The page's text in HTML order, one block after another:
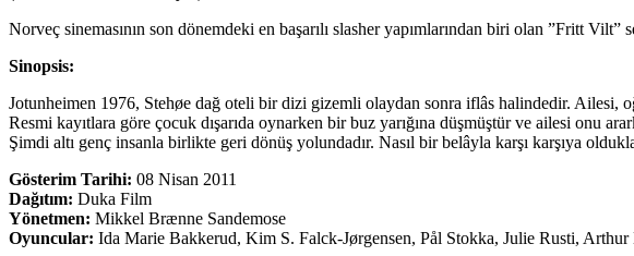
Norveç sinemasının son dönemdeki en başarılı slasher yapımlarından biri olan ”Fritt
Sinopsis:
Jotunheimen 1976, Stehøe dağ oteli bir dizi gizemli olaydan sonra iflâs halindedir. Ailesi,
Resmi kayıtlara göre çocuk dışarıda oynarken bir buz yarığına düşmüştür ve ailesi onu
Şimdi altı genç insanla birlikte geri dönüş yolundadır. Nasıl bir belâyla karşı karşıya
Gösterim Tarihi: 08 Nisan 2011
Dağıtım: Duka Film
Yönetmen: Mikkel Brænne Sandemose
Oyuncular: Ida Marie Bakkerud, Kim S. Falck-Jørgensen, Pål Stokka, Julie Rusti, Arthur